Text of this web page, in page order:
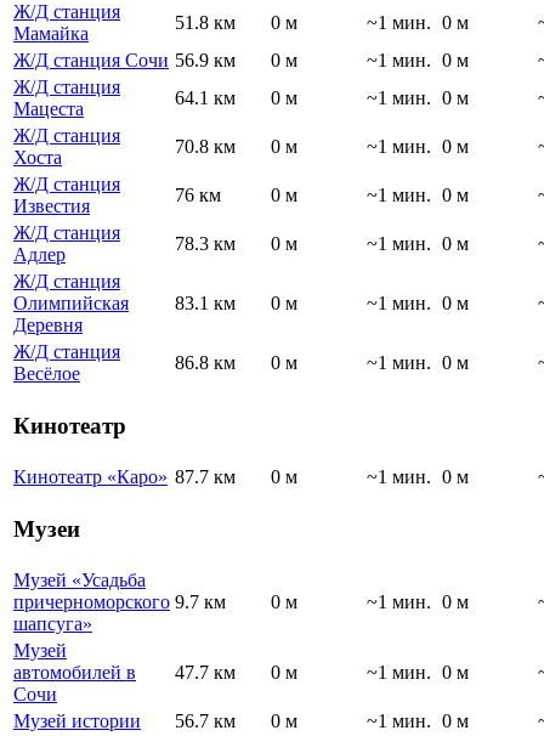
Ж/Д станция
Мамайка
51.8 км 0 м ~1 мин. 0 м
Ж/Д станция Сочи 56.9 км 0 м ~1 мин. 0 м
Ж/Д станция
Мацеста
64.1 км 0 м ~1 мин. 0 м
Ж/Д станция
Хоста
70.8 км 0 м ~1 мин. 0 м
Ж/Д станция
Известия
76 км 0 м ~1 мин. 0 м
Ж/Д станция
Адлер
78.3 км 0 м ~1 мин. 0 м
Ж/Д станция
Олимпийская
Деревня
83.1 км 0 м ~1 мин. 0 м
Ж/Д станция
Весёлое
86.8 км 0 м ~1 мин. 0 м
Кинотеатр
Кинотеатр «Каро» 87.7 км 0 м ~1 мин. 0 м
Музеи
Музей «Усадьба
причерноморского
шапсуга»
9.7 км 0 м ~1 мин. 0 м
Музей
автомобилей в
Сочи
47.7 км 0 м ~1 мин. 0 м
Музей истории 56.7 км 0 м ~1 мин. 0 м